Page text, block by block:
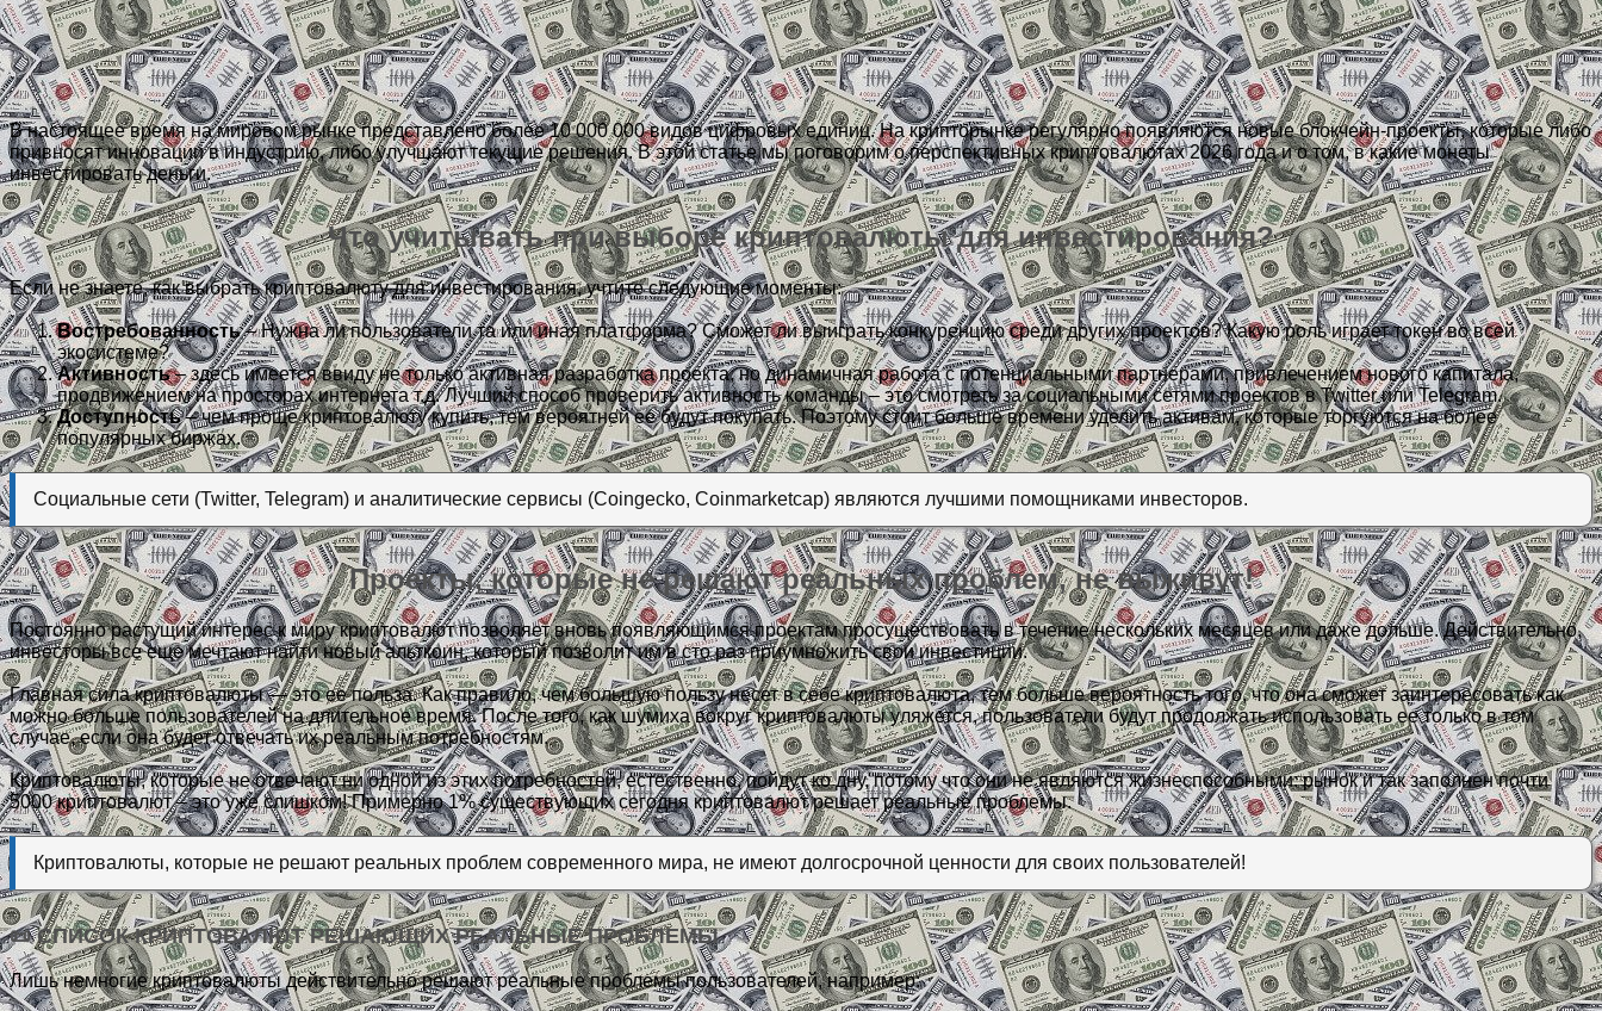
В настоящее время на мировом рынке представлено более 10 000 000 видов цифровых единиц. На крипторынке регулярно появляются новые блокчейн-проекты, которые либо
привносят инновации в индустрию, либо улучшают текущие решения. В этой статье мы поговорим о перспективных криптовалютах 2026 года и о том, в какие монеты
инвестировать деньги.
Что учитывать при выборе криптовалюты для инвестирования?
Если не знаете, как выбрать криптовалюту для инвестирования, учтите следующие моменты:
Востребованность– Нужна ли пользователи та или иная платформа? Сможет ли выиграть конкуренцию среди других проектов? Какую роль играет токен во всей
экосистеме?
Активность– здесь имеется ввиду не только активная разработка проекта, но динамичная работа с потенциальными партнерами, привлечением нового капитала,
продвижением на просторах интернета т.д. Лучший способ проверить активность команды – это смотреть за социальными сетями проектов в Twitter или Telegram.
Доступность– чем проще криптовалюту купить, тем вероятней ее будут покупать. Поэтому стоит больше времени уделить активам, которые торгуются на более
популярных биржах.
Социальные сети (Twitter, Telegram) и аналитические сервисы (Coingecko, Coinmarketcap) являются лучшими помощниками инвесторов.
Проекты, которые не решают реальных проблем, не выживут!
Постоянно растущий интерес к миру криптовалют позволяет вновь появляющимся проектам просуществовать в течение нескольких месяцев или даже дольше. Действительно,
инвесторы все еще мечтают найти новый альткоин, который позволит им в сто раз приумножить свои инвестиции.
Главная сила криптовалюты — это ее польза. Как правило, чем большую пользу несет в себе криптовалюта, тем больше вероятность того, что она сможет заинтересовать как
можно больше пользователей на длительное время. После того, как шумиха вокруг криптовалюты уляжется, пользователи будут продолжать использовать ее только в том
случае, если она будет отвечать их реальным потребностям.
Криптовалюты, которые не отвечают ни одной из этих потребностей, естественно, пойдут ко дну, потому что они не являются жизнеспособными: рынок и так заполнен почти
5000 криптовалют – это уже слишком! Примерно 1% существующих сегодня криптовалют решает реальные проблемы.
Криптовалюты, которые не решают реальных проблем современного мира, не имеют долгосрочной ценности для своих пользователей!
📜 СПИСОК КРИПТОВАЛЮТ РЕШАЮЩИХ РЕАЛЬНЫЕ ПРОБЛЕМЫ
Лишь немногие криптовалюты действительно решают реальные проблемы пользователей, например: